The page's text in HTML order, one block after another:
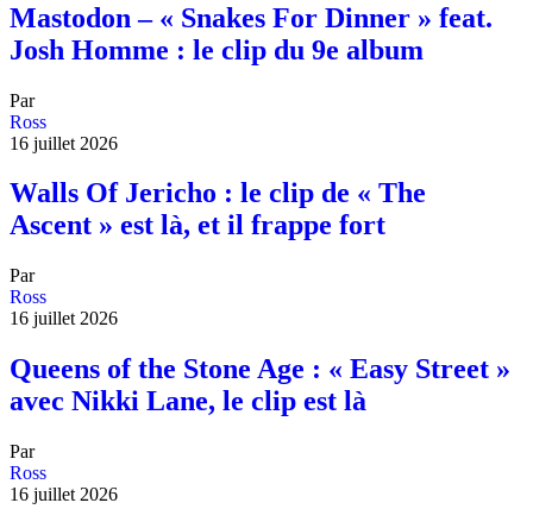
Mastodon – « Snakes For Dinner » feat.
Josh Homme : le clip du 9e album
Par
Ross
16 juillet 2026
Walls Of Jericho : le clip de « The
Ascent » est là, et il frappe fort
Par
Ross
16 juillet 2026
Queens of the Stone Age : « Easy Street »
avec Nikki Lane, le clip est là
Par
Ross
16 juillet 2026